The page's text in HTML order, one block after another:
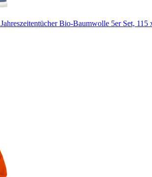
Bio-Baumwolle 5er Set, 115